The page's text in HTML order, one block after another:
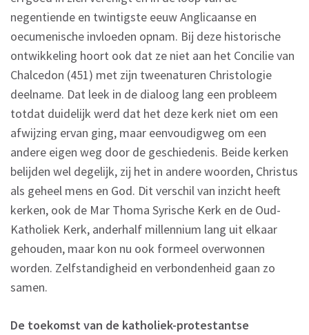
negentiende en twintigste eeuw Anglicaanse en
oecumenische invloeden opnam. Bij deze historische
ontwikkeling hoort ook dat ze niet aan het Concilie van
Chalcedon (451) met zijn tweenaturen Christologie
deelname. Dat leek in de dialoog lang een probleem
totdat duidelijk werd dat het deze kerk niet om een
afwijzing ervan ging, maar eenvoudigweg om een
andere eigen weg door de geschiedenis. Beide kerken
belijden wel degelijk, zij het in andere woorden, Christus
als geheel mens en God. Dit verschil van inzicht heeft
kerken, ook de Mar Thoma Syrische Kerk en de Oud-
Katholiek Kerk, anderhalf millennium lang uit elkaar
gehouden, maar kon nu ook formeel overwonnen
worden. Zelfstandigheid en verbondenheid gaan zo
samen.
De toekomst van de katholiek-protestantse